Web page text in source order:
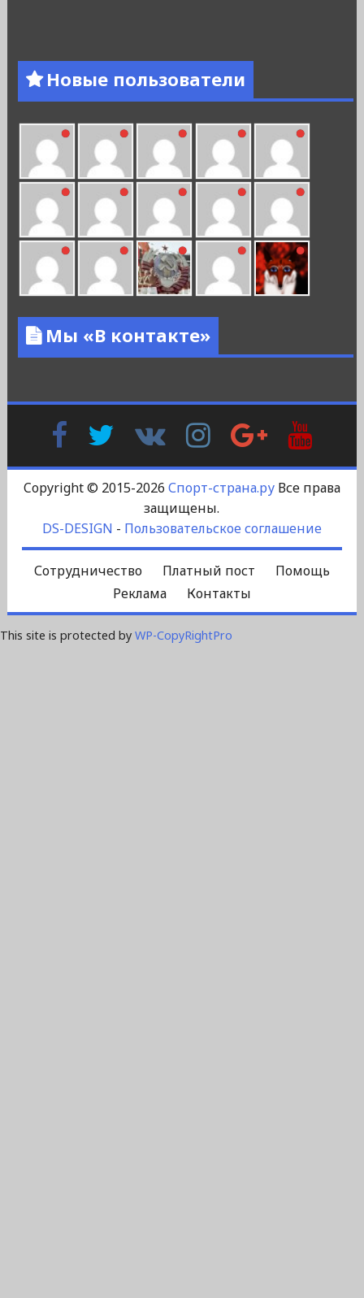
Новые пользователи
Мы «В контакте»
FacebookTwitter
Контакте
InstagramGoogle
Plus
Copyright © 2015-2026 Спорт-страна.руВсе права
защищены.
DS-DESIGN - Пользовательское соглашение
Сотрудничество Платный пост
Помощь
Реклама
Контакты
This site is protected by WP-CopyRightPro